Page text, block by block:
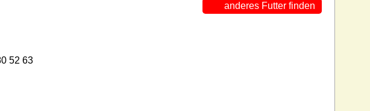
anderes Futter finden
52 63